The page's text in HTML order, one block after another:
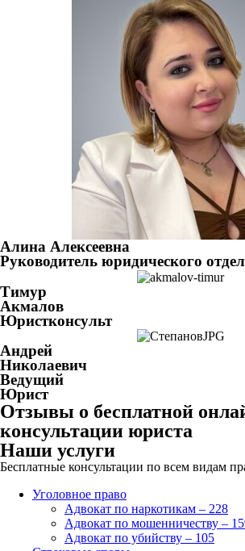
Алина Алексеевна
Руководитель юридического
Тимур
Акмалов
Юристконсульт
Андрей
Николаевич
Ведущий
Юрист
Отзывы о бесплатной
консультации юриста
Наши услуги
Бесплатные консультации по всем видам
Уголовное право
Адвокат по наркотикам – 228
Адвокат по мошенничеству –
Адвокат по убийству – 105